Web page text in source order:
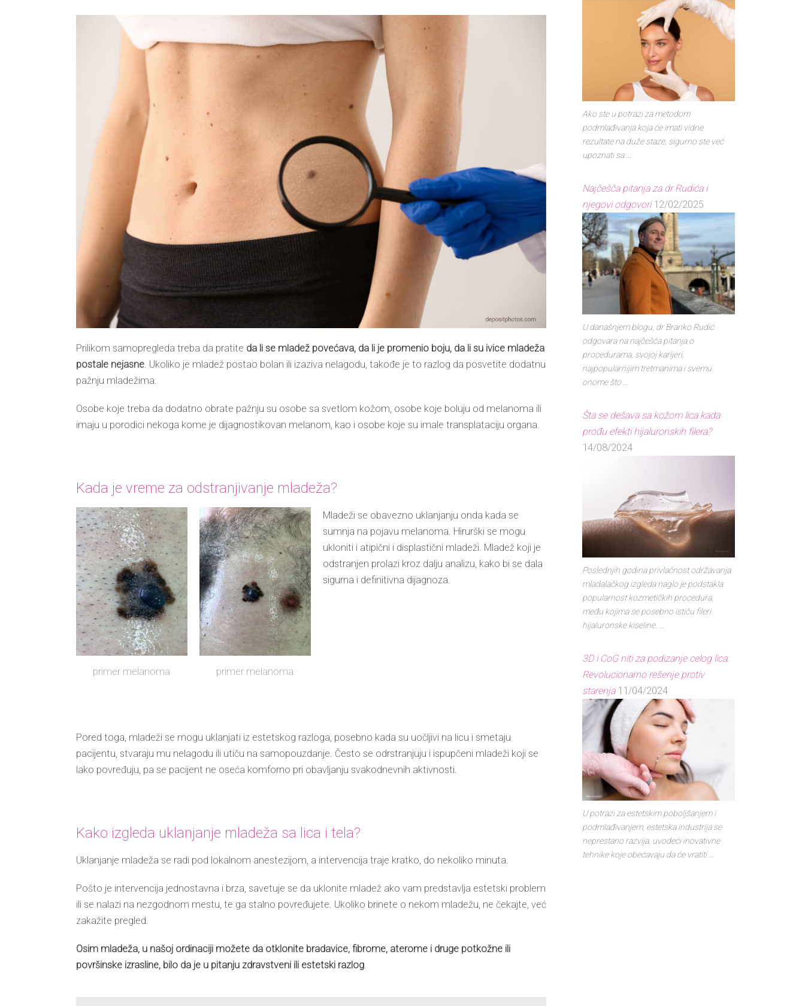
Prilikom samopregleda treba da pratite da li se mladež povećava, da li je promenio boju, da li su ivice mladeža
postale nejasne. Ukoliko je mladež postao bolan ili izaziva nelagodu, takođe je to razlog da posvetite dodatnu
pažnju mladežima.
Osobe koje treba da dodatno obrate pažnju su osobe sa svetlom kožom, osobe koje boluju od melanoma ili
imaju u porodici nekoga kome je dijagnostikovan melanom, kao i osobe koje su imale transplataciju organa.
Kada je vreme za odstranjivanje mladeža?
primer melanoma primer melanoma
Mladeži se obavezno uklanjanju onda kada se
sumnja na pojavu melanoma. Hirurški se mogu
ukloniti i atipični i displastični mladeži. Mladež koji je
odstranjen prolazi kroz dalju analizu, kako bi se dala
sigurna i definitivna dijagnoza.
Pored toga, mladeži se mogu uklanjati iz estetskog razloga, posebno kada su uočljivi na licu i smetaju
pacijentu, stvaraju mu nelagodu ili utiču na samopouzdanje. Često se odrstranjuju i ispupčeni mladeži koji se
lako povređuju, pa se pacijent ne oseća komforno pri obavljanju svakodnevnih aktivnosti.
Kako izgleda uklanjanje mladeža sa lica i tela?
Uklanjanje mladeža se radi pod lokalnom anestezijom, a intervencija traje kratko, do nekoliko minuta.
Pošto je intervencija jednostavna i brza, savetuje se da uklonite mladež ako vam predstavlja estetski problem
ili se nalazi na nezgodnom mestu, te ga stalno povređujete. Ukoliko brinete o nekom mladežu, ne čekajte, već
zakažite pregled.
Osim mladeža, u našoj ordinaciji možete da otklonite bradavice, fibrome, aterome i druge potkožne ili
površinske izrasline, bilo da je u pitanju zdravstveni ili estetski razlog.
Ako ste u potrazi za metodom
podmlađivanja koja će imati vidne
rezultate na duže staze, sigurno ste već
upoznati sa ...
Najčešča pitanja za dr Rudića i
njegovi odgovori12/02/2025
U današnjem blogu, dr Branko Rudić
odgovara na najčešća pitanja o
procedurama, svojoj karijeri,
najpopularnijim tretmanima i svemu
onome što ...
Šta se dešava sa kožom lica kada
prođu efekti hijaluronskih filera?
14/08/2024
Poslednjih godina privlačnost održavanja
mladalačkog izgleda naglo je podstakla
popularnost kozmetičkih procedura,
među kojima se posebno ističu fileri
hijaluronske kiseline. ...
3D i CoG niti za podizanje celog lica:
Revolucionarno rešenje protiv
starenja11/04/2024
U potrazi za estetskim poboljšanjem i
podmlađivanjem, estetska industrija se
neprestano razvija, uvodeći inovativne
tehnike koje obećavaju da će vratiti ...